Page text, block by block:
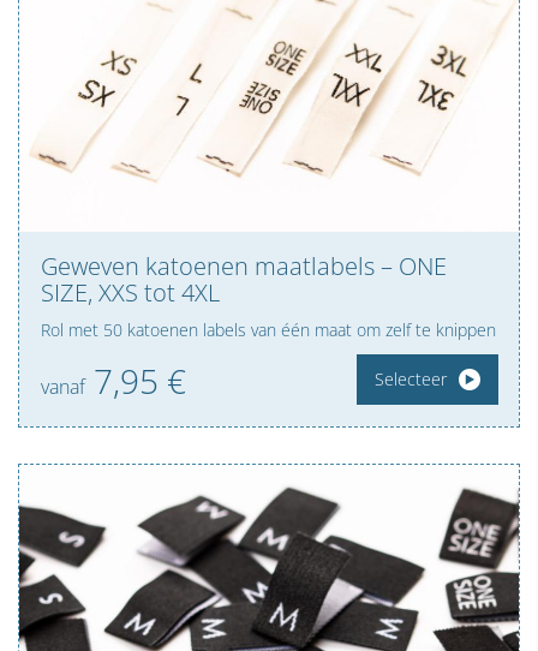
Geweven katoenen maatlabels – ONE
SIZE, XXS tot 4XL
Rol met 50 katoenen labels van één maat om zelf te knippen
vanaf 7,95 € Selecteer